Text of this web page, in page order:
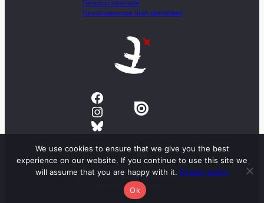
Tietosuojaseloste
Turvallisemman tilan periatteet
Facebook
Instagram
Bluesky
© 2023 Suomen sarjakuvaseura ry
Kaikki oikeudet pidätetään.
We use cookies to ensure that we give you the best
experience on our website. If you continue to use this site we
will assume that you are happy with it. Privacy policy
Ok